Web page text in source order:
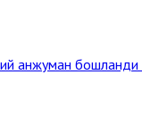
анжуман бошланди